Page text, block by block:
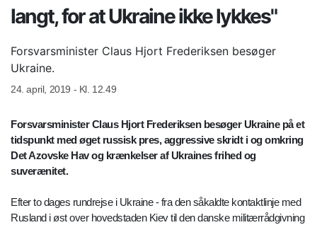
langt, for at Ukraine ikke lykkes"
Forsvarsminister Claus Hjort Frederiksen besøger
Ukraine.
24. april, 2019 - Kl. 12.49
Forsvarsminister Claus Hjort Frederiksen besøger Ukraine på et
tidspunkt med øget russisk pres, aggressive skridt i og omkring
Det Azovske Hav og krænkelser af Ukraines frihed og
suverænitet.
Efter to dages rundrejse i Ukraine - fra den såkaldte kontaktlinje med
Rusland i øst over hovedstaden Kiev til den danske militærrådgivning